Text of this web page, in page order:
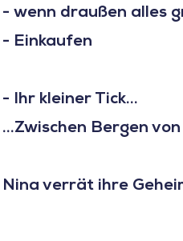
- wenn draußen alles
- Einkaufen
- Ihr kleiner Tick...
...Zwischen Bergen
Nina verrät ihre